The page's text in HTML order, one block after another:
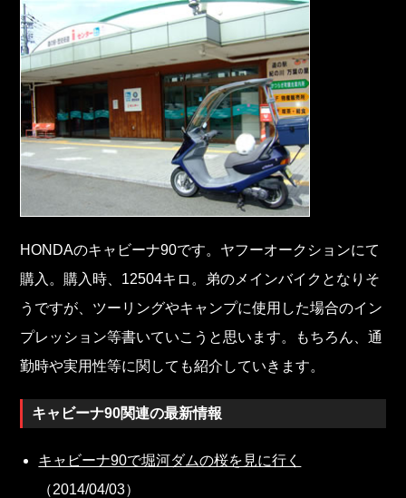
HONDAのキャビーナ90です。ヤフーオークションにて
購入。購入時、12504キロ。弟のメインバイクとなりそ
うですが、ツーリングやキャンプに使用した場合のイン
プレッション等書いていこうと思います。もちろん、通
勤時や実用性等に関しても紹介していきます。
キャビーナ90関連の最新情報
キャビーナ90で堀河ダムの桜を見に行く
（2014/04/03）